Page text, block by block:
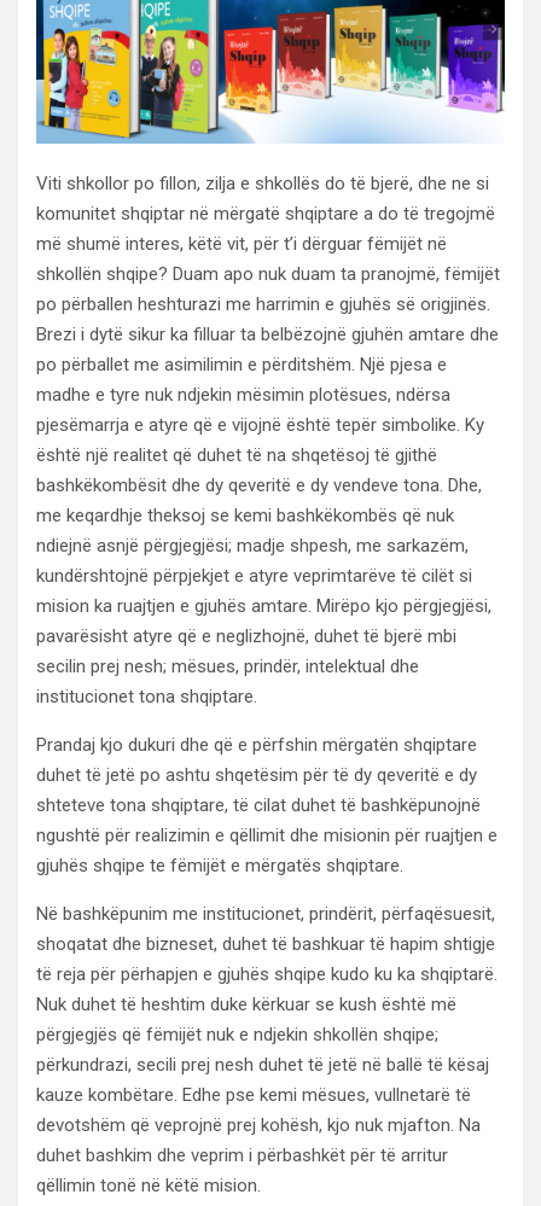
Viti shkollor po fillon, zilja e shkollës do të bjerë, dhe ne si
komunitet shqiptar në mërgatë shqiptare a do të tregojmë
më shumë interes, këtë vit, për t’i dërguar fëmijët në
shkollën shqipe? Duam apo nuk duam ta pranojmë, fëmijët
po përballen heshturazi me harrimin e gjuhës së origjinës.
Brezi i dytë sikur ka filluar ta belbëzojnë gjuhën amtare dhe
po përballet me asimilimin e përditshëm. Një pjesa e
madhe e tyre nuk ndjekin mësimin plotësues, ndërsa
pjesëmarrja e atyre që e vijojnë është tepër simbolike. Ky
është një realitet që duhet të na shqetësoj të gjithë
bashkëkombësit dhe dy qeveritë e dy vendeve tona. Dhe,
me keqardhje theksoj se kemi bashkëkombës që nuk
ndiejnë asnjë përgjegjësi; madje shpesh, me sarkazëm,
kundërshtojnë përpjekjet e atyre veprimtarëve të cilët si
mision ka ruajtjen e gjuhës amtare. Mirëpo kjo përgjegjësi,
pavarësisht atyre që e neglizhojnë, duhet të bjerë mbi
secilin prej nesh; mësues, prindër, intelektual dhe
institucionet tona shqiptare.
Prandaj kjo dukuri dhe që e përfshin mërgatën shqiptare
duhet të jetë po ashtu shqetësim për të dy qeveritë e dy
shteteve tona shqiptare, të cilat duhet të bashkëpunojnë
ngushtë për realizimin e qëllimit dhe misionin për ruajtjen e
gjuhës shqipe te fëmijët e mërgatës shqiptare.
Në bashkëpunim me institucionet, prindërit, përfaqësuesit,
shoqatat dhe bizneset, duhet të bashkuar të hapim shtigje
të reja për përhapjen e gjuhës shqipe kudo ku ka shqiptarë.
Nuk duhet të heshtim duke kërkuar se kush është më
përgjegjës që fëmijët nuk e ndjekin shkollën shqipe;
përkundrazi, secili prej nesh duhet të jetë në ballë të kësaj
kauze kombëtare. Edhe pse kemi mësues, vullnetarë të
devotshëm që veprojnë prej kohësh, kjo nuk mjafton. Na
duhet bashkim dhe veprim i përbashkët për të arritur
qëllimin tonë në këtë mision.